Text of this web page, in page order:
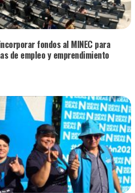
fondos al MINEC para
de empleo y emprendimiento